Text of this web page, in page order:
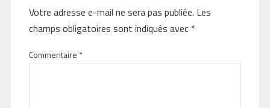
Votre adresse e-mail ne sera pas publiée. Les
champs obligatoires sont indiqués avec *
Commentaire *